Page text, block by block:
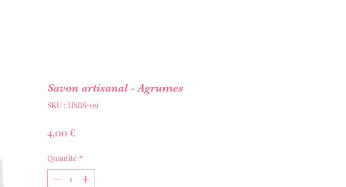
Savon artisanal - Agrumes
SKU : HSBS-09
4,00 €
Quantité *